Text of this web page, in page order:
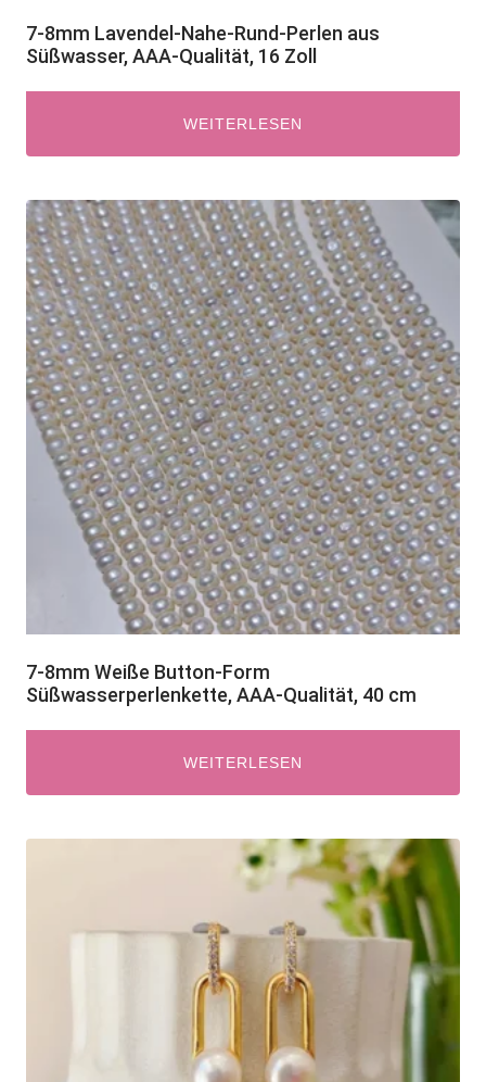
7-8mm Lavendel-Nahe-Rund-Perlen aus
Süßwasser, AAA-Qualität, 16 Zoll
WEITERLESEN
7-8mm Weiße Button-Form
Süßwasserperlenkette, AAA-Qualität, 40 cm
WEITERLESEN